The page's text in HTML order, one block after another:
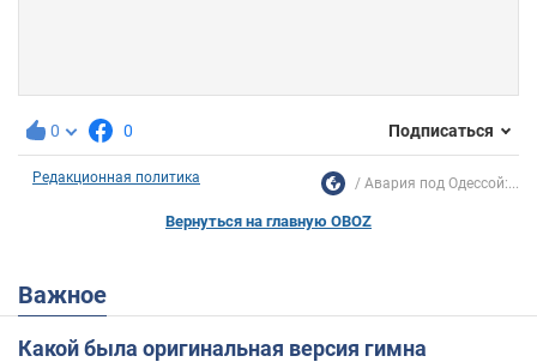
0 0 Подписаться
Редакционная политика Авария под Одессой:...
Вернуться на главную OBOZ
Важное
Какой была оригинальная версия гимна